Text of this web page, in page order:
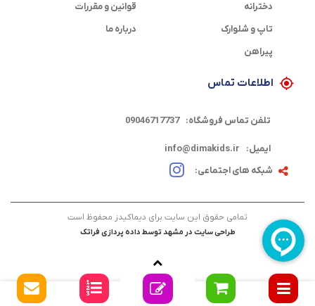
دخترانه
تاپ و شلوارک
پیراهن
قوانین و مقررات
درباره ما
اطلاعات تماس
تلفن تماس فروشگاه: 09046717737
ایمیل:
info@dimakids.ir
شبکه های اجتماعی:
تمامی حقوق این سایت برای دیماکیدز محفوظ است
طراحی سایت در مشهد توسط داده پردازی فراتک